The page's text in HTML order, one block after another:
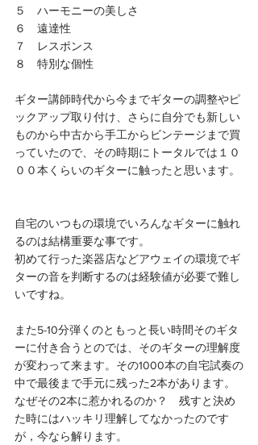
５　ハーモニーの美しさ
６　遠達性
７　レスポンス
８　特別な個性
ギター講師時代から今までギターの調整やピ
ックアップ取り付け、さらに自分でも新しい
ものから中古から手工からビンテージまで買
っていたので、その時期にトータルでは１０
００本くらいのギターに触ったと思います。
自宅のいつもの環境でいろんなギターに触れ
るのは結構重要な事です。
初めて行った楽器店などアウェイの環境でギ
ターの音を判断するのは経験値が必要で難し
いですね。
また5-10分弾くのともっと長い時間そのギタ
ーに付き合うとのでは、そのギターの理解度
が変わって来ます。その1000本の自宅試奏の
中で最後まで手元に残った2本があります。
なぜその2本に惹かれるのか？　残すと決め
た時にはハッキリ理解してなかったのです
が，今なら解ります。